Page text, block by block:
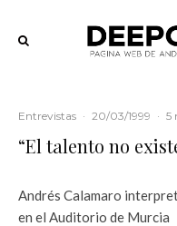
Entrevistas · 20/03/1999 · 5
“El talento no
Andrés Calamaro
en el Auditorio de Murcia